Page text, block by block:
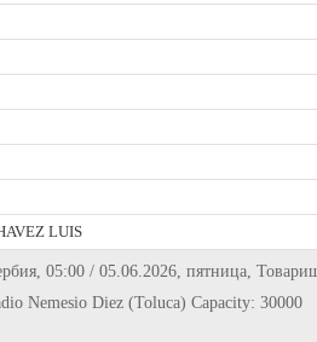
LUIS
05:00 / 05.06.2026, пятница,
Nemesio Diez (Toluca) Capacity: 30000